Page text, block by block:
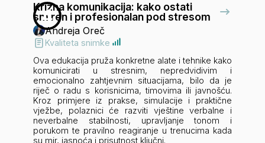
4
Krizna komunikacija: kako ostati
smiren i profesionalan pod stresom
Andreja Oreč
Kvaliteta snimke
Ova edukacija pruža konkretne alate i tehnike kako
komunicirati u stresnim, nepredvidivim i
emocionalno zahtjevnim situacijama, bilo da je
riječ o radu s korisnicima, timovima ili javnošću.
Kroz primjere iz prakse, simulacije i praktične
vježbe, polaznici će razviti vještine verbalne i
neverbalne stabilnosti, upravljanje tonom i
porukom te pravilno reagiranje u trenucima kada
su mir, jasnoća i prisutnost ključni.